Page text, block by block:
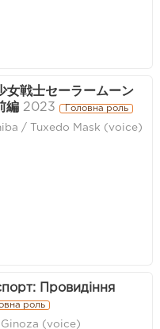
女戦士セーラームーン
編 2023 Головна роль
/ Tuxedo Mask (voice)
Провидіння
роль
(voice)